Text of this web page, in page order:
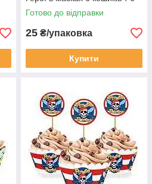
топперов
Готово до відправки
25 ₴/упаковка
Купити